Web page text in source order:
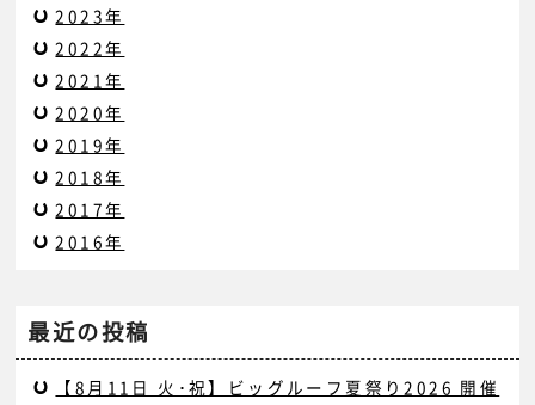
2023年
2022年
2021年
2020年
2019年
2018年
2017年
2016年
最近の投稿
【8月11日 火･祝】ビッグルーフ夏祭り2026 開催